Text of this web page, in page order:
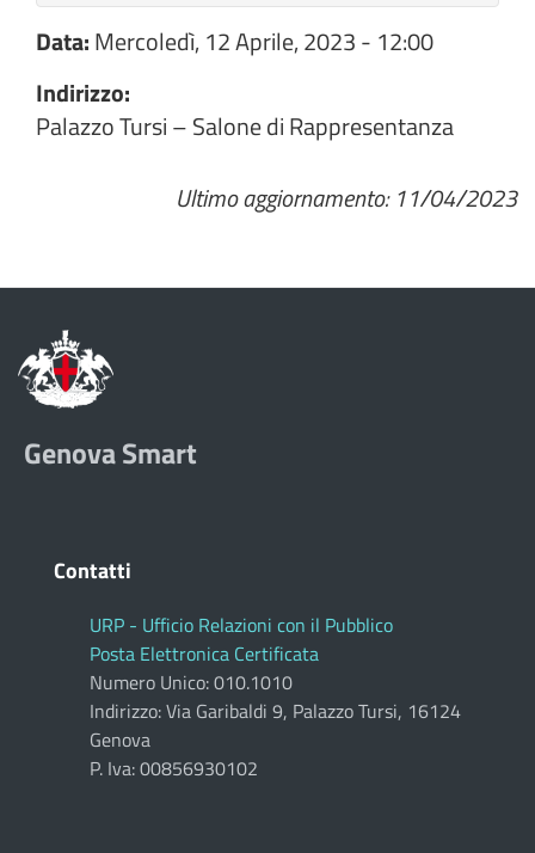
Data:Mercoledì, 12 Aprile, 2023 - 12:00
Indirizzo:
Palazzo Tursi – Salone di Rappresentanza
Ultimo aggiornamento: 11/04/2023
Genova Smart
Contatti
URP - Ufficio Relazioni con il Pubblico
Posta Elettronica Certificata
Numero Unico: 010.1010
Indirizzo: Via Garibaldi 9, Palazzo Tursi, 16124
Genova
P. Iva: 00856930102